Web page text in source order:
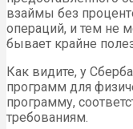
взаймы без
операций, и тем не
бывает крайне
Как видите, у
программ для
программу,
требованиям.